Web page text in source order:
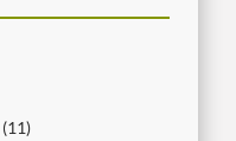
(11)